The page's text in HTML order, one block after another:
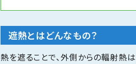
遮熱とはどんなもの？
熱を遮ることで、外側からの輻射熱